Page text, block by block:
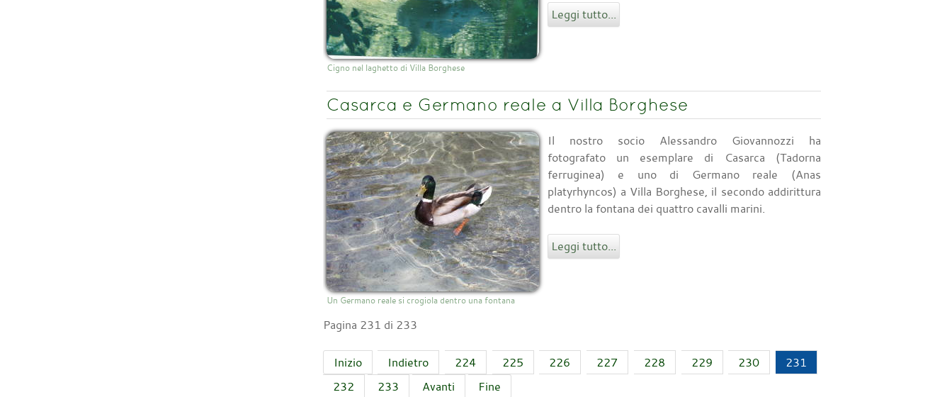
Cigno nel laghetto di Villa Borghese
Leggi tutto...
Casarca e Germano reale a Villa Borghese
Un Germano reale si crogiola dentro una fontana
Il nostro socio Alessandro Giovannozzi ha
fotografato un esemplare di Casarca (Tadorna
ferruginea) e uno di Germano reale (Anas
platyrhyncos) a Villa Borghese, il secondo addirittura
dentro la fontana dei quattro cavalli marini.
Leggi tutto...
Pagina 231 di 233
Inizio Indietro 224 225 226 227 228 229 230
231
232
233 Avanti Fine